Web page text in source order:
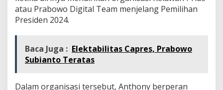
atau Prabowo Digital Team menjelang Pemilihan
Presiden 2024.
Baca Juga : Elektabilitas Capres, Prabowo
Subianto Teratas
Dalam organisasi tersebut, Anthony berperan